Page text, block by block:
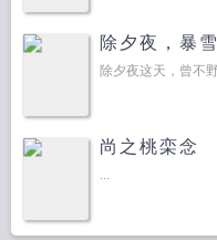
除夕夜，暴
除夕夜这天，曾不
尚之桃栾念
...